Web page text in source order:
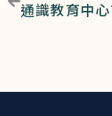
通識教育中